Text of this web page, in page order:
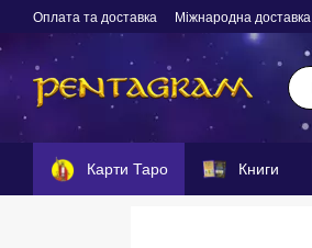
Перейти до основного контенту
Оплата та доставка Міжнародна доставка
Карти Таро Книги